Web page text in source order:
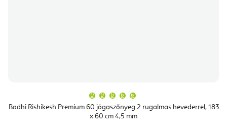
Bodhi Rishikesh Premium 60 jógaszőnyeg 2 rugalmas hevederrel, 183
x 60 cm 4,5 mm
átlagos
értékelése